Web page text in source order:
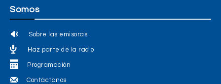
Somos
Sobre las emisoras
Haz parte de la radio
Programación
Contáctanos